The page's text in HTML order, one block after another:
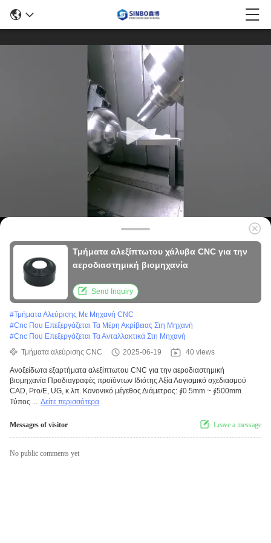
Τμήματα αλεξίπτωτου χάλυβα CNC για την
αεροδιαστημική βιομηχανία
Send Inquiry
#Τμήματα Αλεύρισης Με Μηχανή CNC
#Cnc Που Επεξεργάζεται Τα Μέρη Ακρίβειας Στη Μηχανή
#Cnc Που Επεξεργάζεται Τα Ανταλλακτικά Στη Μηχανή
Τμήματα αλεύρισης CNC
2025-06-19 40 views
Ανοξείδωτα εξαρτήματα αλεξίπτωτου CNC για την αεροδιαστημική
βιομηχανία Προδιαγραφές προϊόντων Ιδιότης Αξία Λογισμικό σχεδιασμού
CAD, Pro/E, UG, κ.λπ. Κανονικό μέγεθος Διάμετρος: ∮0.5mm ~ ∮500mm
Τύπος ... Δείτε περισσότερα
Messages of visitor Leave a message
No public comments yet